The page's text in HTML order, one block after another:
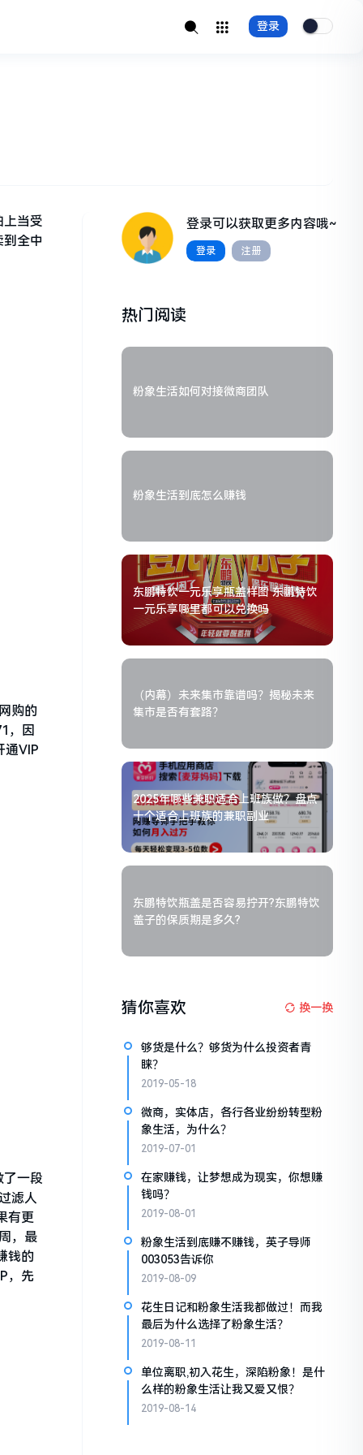
登录
上当受
全中
购的
，因
通VIP
了一段
滤人
有更
，最
钱的
，先
登录可以获取更多内容哦~
登录 注册
热门阅读
粉象生活如何对接微商团队
粉象生活到底怎么赚钱
东鹏特饮一元乐享瓶盖样图 东鹏特饮
一元乐享哪里都可以兑换吗
（内幕）未来集市靠谱吗？揭秘未来
集市是否有套路？
2025年哪些兼职适合上班族做？盘点
十个适合上班族的兼职副业
东鹏特饮瓶盖是否容易拧开?东鹏特饮
盖子的保质期是多久?
猜你喜欢 换一换
够货是什么？够货为什么投资者青
睐？
2019-05-18
微商，实体店，各行各业纷纷转型粉
象生活，为什么？
2019-07-01
在家赚钱，让梦想成为现实，你想赚
钱吗？
2019-08-01
粉象生活到底赚不赚钱，英子导师
003053告诉你
2019-08-09
花生日记和粉象生活我都做过！而我
最后为什么选择了粉象生活？
2019-08-11
单位离职,初入花生，深陷粉象！是什
么样的粉象生活让我又爱又恨？
2019-08-14